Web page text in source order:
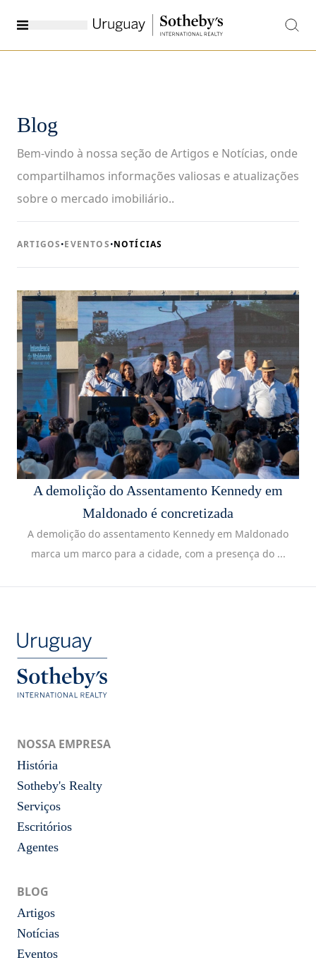
Blog
Bem-vindo à nossa seção de Artigos e Notícias, onde
compartilhamos informações valiosas e atualizações
sobre o mercado imobiliário..
ARTIGOS•EVENTOS•NOTÍCIAS
A demolição do Assentamento Kennedy em
Maldonado é concretizada
A demolição do assentamento Kennedy em Maldonado
marca um marco para a cidade, com a presença do ...
NOSSA EMPRESA
História
Sotheby's Realty
Serviços
Escritórios
Agentes
BLOG
Artigos
Notícias
Eventos